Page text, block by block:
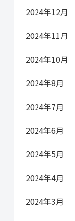
2024年12月
2024年11月
2024年10月
2024年8月
2024年7月
2024年6月
2024年5月
2024年4月
2024年3月